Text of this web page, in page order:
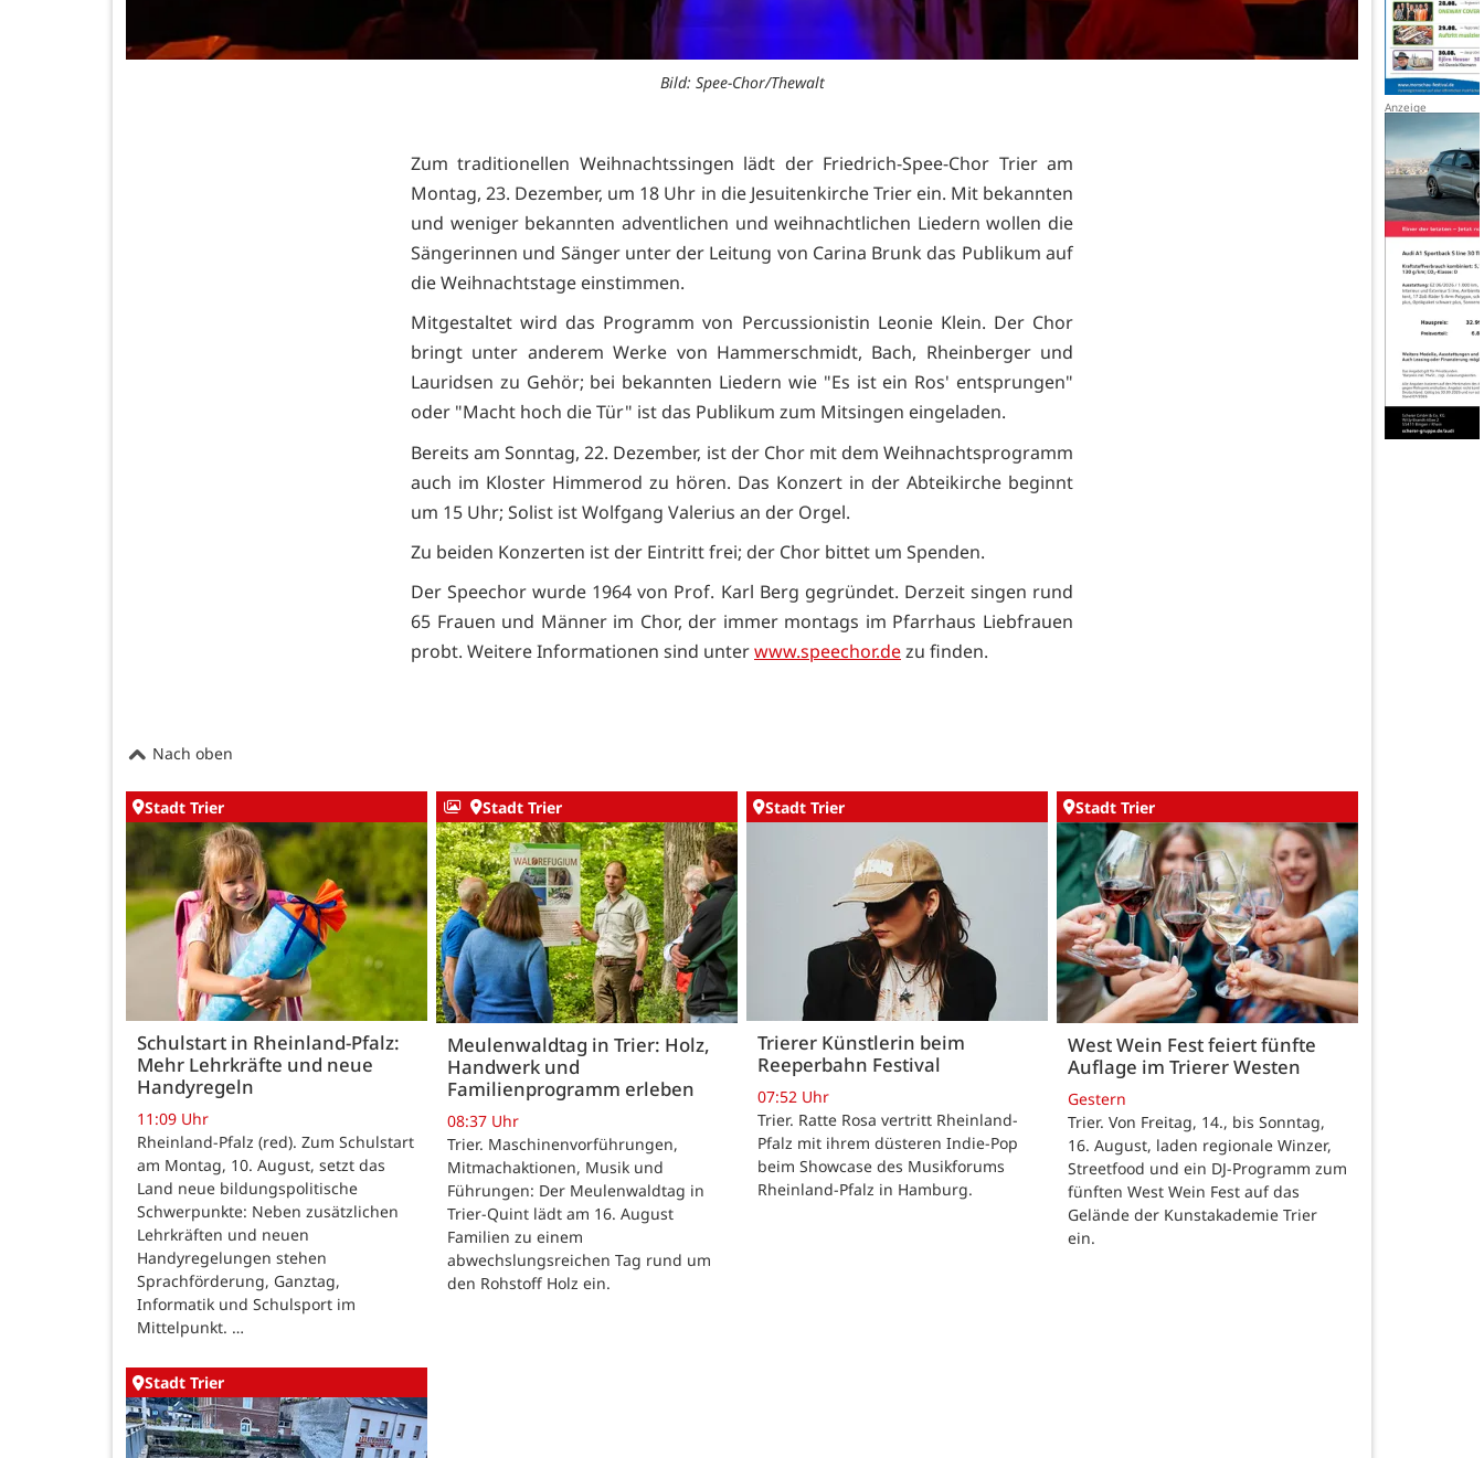
Bild: Spee-Chor/Thewalt
Zum traditionellen Weihnachtssingen lädt der Friedrich-Spee-Chor Trier am
Montag, 23. Dezember, um 18 Uhr in die Jesuitenkirche Trier ein. Mit bekannten
und weniger bekannten adventlichen und weihnachtlichen Liedern wollen die
Sängerinnen und Sänger unter der Leitung von Carina Brunk das Publikum auf
die Weihnachtstage einstimmen.
Mitgestaltet wird das Programm von Percussionistin Leonie Klein. Der Chor
bringt unter anderem Werke von Hammerschmidt, Bach, Rheinberger und
Lauridsen zu Gehör; bei bekannten Liedern wie "Es ist ein Ros' entsprungen"
oder "Macht hoch die Tür" ist das Publikum zum Mitsingen eingeladen.
Bereits am Sonntag, 22. Dezember, ist der Chor mit dem Weihnachtsprogramm
auch im Kloster Himmerod zu hören. Das Konzert in der Abteikirche beginnt
um 15 Uhr; Solist ist Wolfgang Valerius an der Orgel.
Zu beiden Konzerten ist der Eintritt frei; der Chor bittet um Spenden.
Der Speechor wurde 1964 von Prof. Karl Berg gegründet. Derzeit singen rund
65 Frauen und Männer im Chor, der immer montags im Pfarrhaus Liebfrauen
probt. Weitere Informationen sind unterwww.speechor.dezu finden.
Nach oben
Stadt Trier
Schulstart in Rheinland-Pfalz:
Mehr Lehrkräfte und neue
Handyregeln
11:09 Uhr
Rheinland-Pfalz (red). Zum Schulstart
am Montag, 10. August, setzt das
Land neue bildungspolitische
Schwerpunkte: Neben zusätzlichen
Lehrkräften und neuen
Handyregelungen stehen
Sprachförderung, Ganztag,
Informatik und Schulsport im
Mittelpunkt. …
Stadt Trier
Meulenwaldtag in Trier: Holz,
Handwerk und
Familienprogramm erleben
08:37 Uhr
Trier. Maschinenvorführungen,
Mitmachaktionen, Musik und
Führungen: Der Meulenwaldtag in
Trier-Quint lädt am 16. August
Familien zu einem
abwechslungsreichen Tag rund um
den Rohstoff Holz ein.
Stadt Trier
Trierer Künstlerin beim
Reeperbahn Festival
07:52 Uhr
Trier. Ratte Rosa vertritt Rheinland-
Pfalz mit ihrem düsteren Indie-Pop
beim Showcase des Musikforums
Rheinland-Pfalz in Hamburg.
Stadt Trier
West Wein Fest feiert fünfte
Auflage im Trierer Westen
Gestern
Trier. Von Freitag, 14., bis Sonntag,
16. August, laden regionale Winzer,
Streetfood und ein DJ-Programm zum
fünften West Wein Fest auf das
Gelände der Kunstakademie Trier
ein.
Stadt Trier